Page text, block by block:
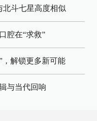
北斗七星高度相似
腔在“求救”
，解锁更多新可能
与当代回响